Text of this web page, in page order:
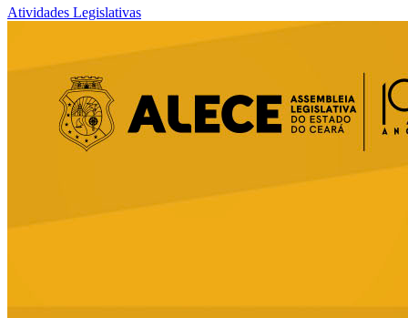
Atividades Legislativas